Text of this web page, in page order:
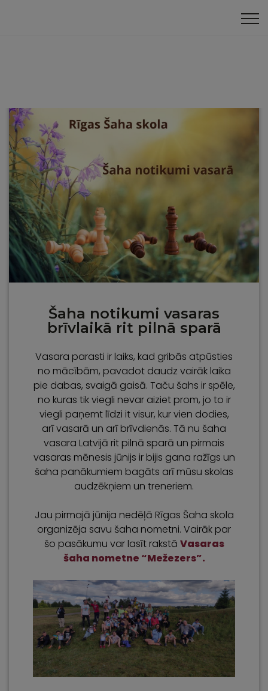
Šaha notikumi vasaras
brīvlaikā rit pilnā sparā
Vasara parasti ir laiks, kad gribās atpūsties
no mācībām, pavadot daudz vairāk laika
pie dabas, svaigā gaisā. Taču šahs ir spēle,
no kuras tik viegli nevar aiziet prom, jo to ir
viegli paņemt līdzi it visur, kur vien dodies,
arī vasarā un arī brīvdienās. Tā nu šaha
vasara Latvijā rit pilnā sparā un pirmais
vasaras mēnesis jūnijs ir bijis gana ražīgs un
šaha panākumiem bagāts arī mūsu skolas
audzēkņiem un treneriem.
Jau pirmajā jūnija nedēļā Rīgas Šaha skola
organizēja savu šaha nometni. Vairāk par
šo pasākumu var lasīt rakstā Vasaras
šaha nometne “Mežezers”.